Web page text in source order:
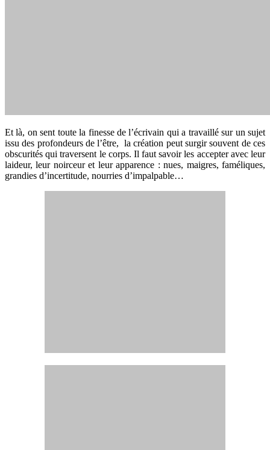
Et là, on sent toute la finesse de l’écrivain qui a travaillé sur un sujet
issu des profondeurs de l’être, la création peut surgir souvent de ces
obscurités qui traversent le corps. Il faut savoir les accepter avec leur
laideur, leur noirceur et leur apparence : nues, maigres, faméliques,
grandies d’incertitude, nourries d’impalpable…